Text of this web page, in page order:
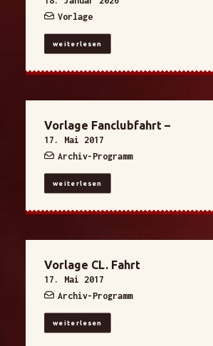
Vorlage
weiterlesen
Vorlage Fanclubfahrt –
17. Mai 2017
Archiv-Programm
weiterlesen
Vorlage CL. Fahrt
17. Mai 2017
Archiv-Programm
weiterlesen